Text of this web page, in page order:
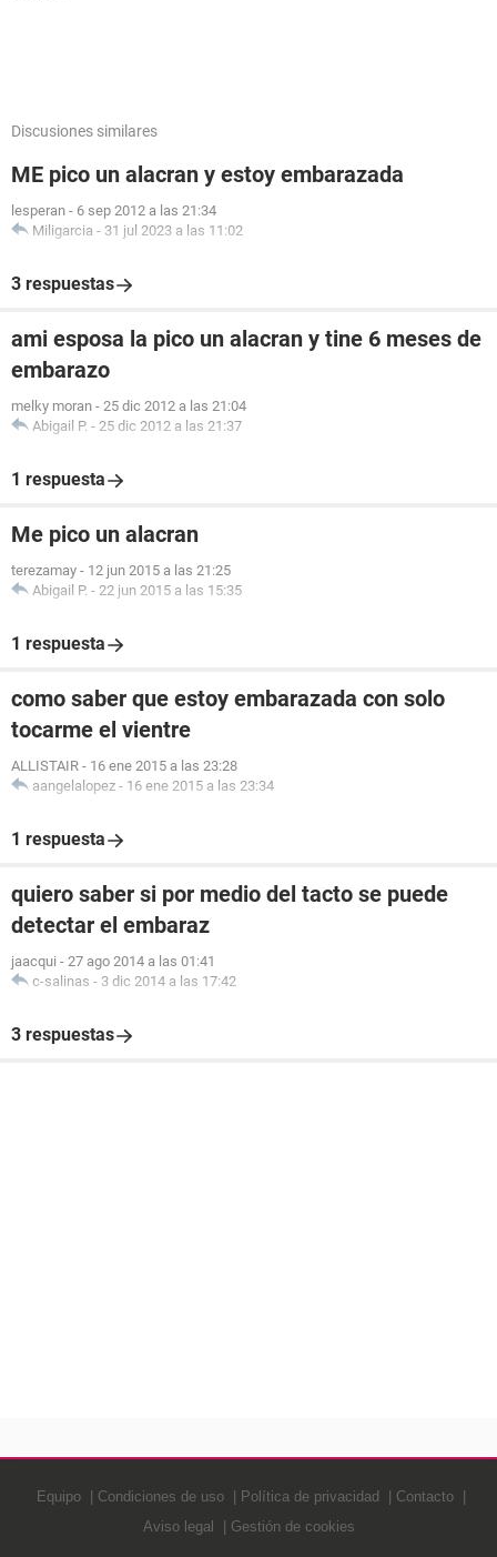
Discusiones similares
ME pico un alacran y estoy embarazada
lesperan - 6 sep 2012 a las 21:34
Miligarcia - 31 jul 2023 a las 11:02
3 respuestas
ami esposa la pico un alacran y tine 6 meses de
embarazo
melky moran - 25 dic 2012 a las 21:04
Abigail P. - 25 dic 2012 a las 21:37
1 respuesta
Me pico un alacran
terezamay - 12 jun 2015 a las 21:25
Abigail P. - 22 jun 2015 a las 15:35
1 respuesta
como saber que estoy embarazada con solo
tocarme el vientre
ALLISTAIR - 16 ene 2015 a las 23:28
aangelalopez - 16 ene 2015 a las 23:34
1 respuesta
quiero saber si por medio del tacto se puede
detectar el embaraz
jaacqui - 27 ago 2014 a las 01:41
c-salinas - 3 dic 2014 a las 17:42
3 respuestas
Equipo Condiciones de uso Política de privacidad
Contacto
Aviso legal
Gestión de cookies